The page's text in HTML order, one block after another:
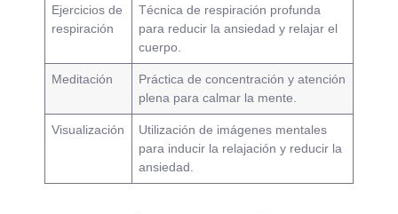
Ejercicios de
respiración
Técnica de respiración profunda
para reducir la ansiedad y relajar el
cuerpo.
Meditación
Práctica de concentración y atención
plena para calmar la mente.
Visualización
Utilización de imágenes mentales
para inducir la relajación y reducir la
ansiedad.